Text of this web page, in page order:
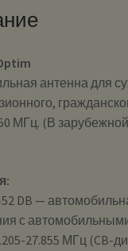
антенна для
МГц. (В
DB —
с
27.855 МГц (CB-